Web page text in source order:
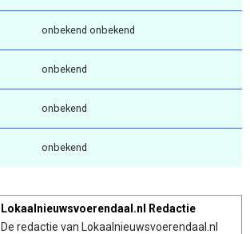
onbekend onbekend
onbekend
onbekend
onbekend
Lokaalnieuwsvoerendaal.nl Redactie
De redactie van Lokaalnieuwsvoerendaal.nl